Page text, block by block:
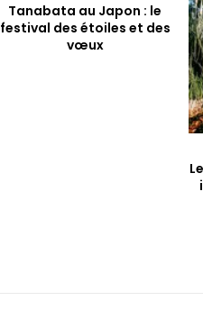
Tanabata au Japon : le
festival des étoiles et des
vœux